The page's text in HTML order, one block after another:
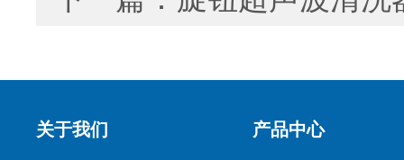
关于我们 产品中心